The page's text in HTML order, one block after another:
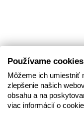
Používame cookies
Môžeme ich umiestniť
zlepšenie našich
obsahu a na
viac informácií o